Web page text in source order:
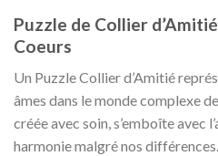
Puzzle de Collier
Coeurs
Un Puzzle Collier d’Amitié
âmes dans le monde complexe
créée avec soin, s’emboîte avec
harmonie malgré nos